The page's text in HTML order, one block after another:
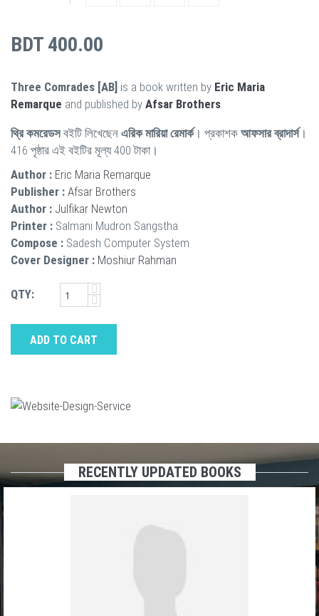
BDT 400.00
Three Comrades [AB] is a book written by Eric Maria
Remarque and published by Afsar Brothers
থ্রি কমরেডসবইটি লিখেছেন এরিক মারিয়া রেমার্ক। প্রকাশক আফসার ব্রাদার্স।
416 পৃষ্ঠার এই বইটির মূল্য 400 টাকা।
Author : Eric Maria Remarque
Publisher : Afsar Brothers
Author : Julfikar Newton
Printer : Salmani Mudron Sangstha
Compose : Sadesh Computer System
Cover Designer : Moshiur Rahman
QTY:
ADD TO CART
RECENTLY UPDATED BOOKS